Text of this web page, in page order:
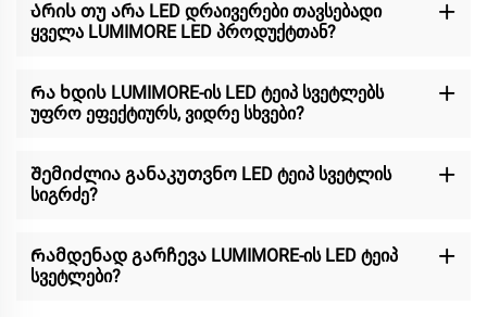
Არის თუ არა LED დრაივერები თავსებადი
ყველა LUMIMORE LED პროდუქტთან?
Რა ხდის LUMIMORE-ის LED ტეიპ სვეტლებს
უფრო ეფექტიურს, ვიდრე სხვები?
Შემიძლია განაკუთვნო LED ტეიპ სვეტლის
სიგრძე?
Რამდენად გარჩევა LUMIMORE-ის LED ტეიპ
სვეტლები?